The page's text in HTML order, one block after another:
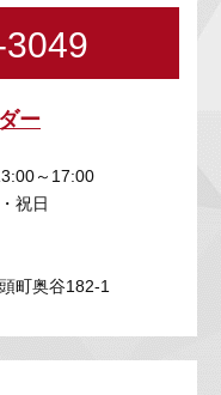
ー
～17:00
祝日
町奥谷182-1